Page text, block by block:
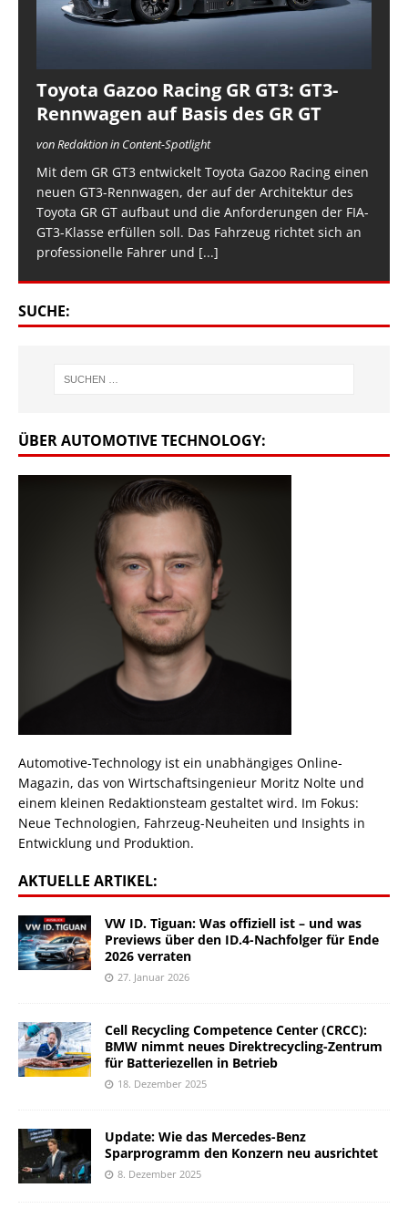
Toyota Gazoo Racing GR GT3: GT3-
Rennwagen auf Basis des GR GT
von Redaktion in Content-Spotlight
Mit dem GR GT3 entwickelt Toyota Gazoo Racing einen
neuen GT3-Rennwagen, der auf der Architektur des
Toyota GR GT aufbaut und die Anforderungen der FIA-
GT3-Klasse erfüllen soll. Das Fahrzeug richtet sich an
professionelle Fahrer und [...]
SUCHE:
ÜBER AUTOMOTIVE TECHNOLOGY:
Automotive-Technology ist ein unabhängiges Online-
Magazin, das von Wirtschaftsingenieur Moritz Nolte und
einem kleinen Redaktionsteam gestaltet wird. Im Fokus:
Neue Technologien, Fahrzeug-Neuheiten und Insights in
Entwicklung und Produktion.
AKTUELLE ARTIKEL:
VW ID. Tiguan: Was offiziell ist – und was
Previews über den ID.4-Nachfolger für Ende
2026 verraten
27. Januar 2026
Cell Recycling Competence Center (CRCC):
BMW nimmt neues Direktrecycling-Zentrum
für Batteriezellen in Betrieb
18. Dezember 2025
Update: Wie das Mercedes-Benz
Sparprogramm den Konzern neu ausrichtet
8. Dezember 2025